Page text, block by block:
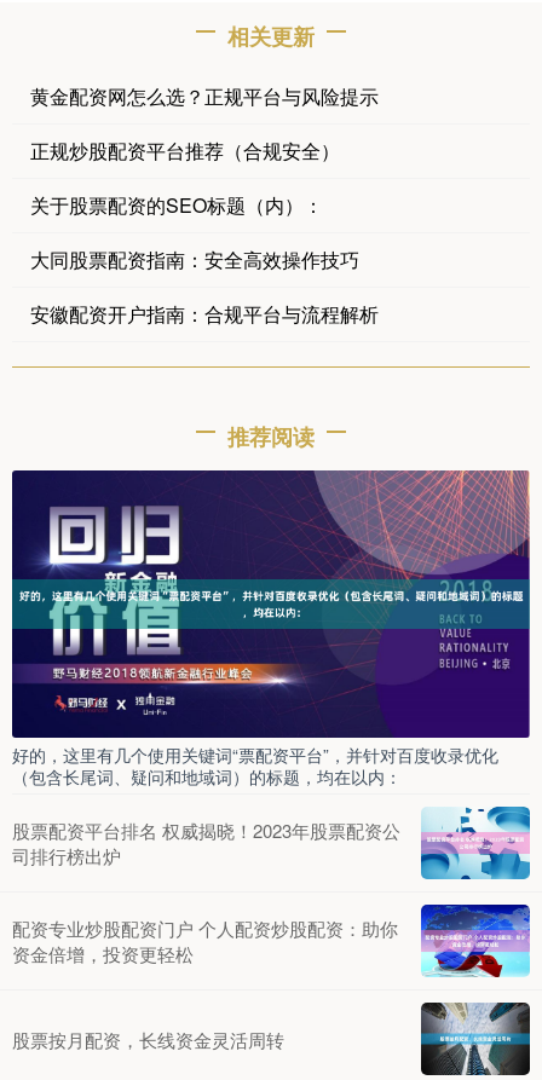
相关更新
黄金配资网怎么选？正规平台与风险提示
正规炒股配资平台推荐（合规安全）
关于股票配资的SEO标题（内）：
大同股票配资指南：安全高效操作技巧
安徽配资开户指南：合规平台与流程解析
推荐阅读
好的，这里有几个使用关键词“票配资平台”，并针对百度收录优化
（包含长尾词、疑问和地域词）的标题，均在以内：
股票配资平台排名 权威揭晓！2023年股票配资公
司排行榜出炉
配资专业炒股配资门户 个人配资炒股配资：助你
资金倍增，投资更轻松
股票按月配资，长线资金灵活周转